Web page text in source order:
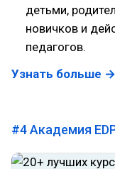
детьми,
новичков и
педагогов.
Узнать больше →
#4Академия